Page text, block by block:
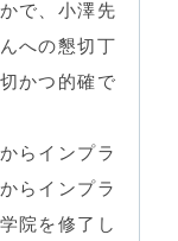
で、小澤先
への懇切丁
かつ的確で
らインプラ
らインプラ
院を修了し